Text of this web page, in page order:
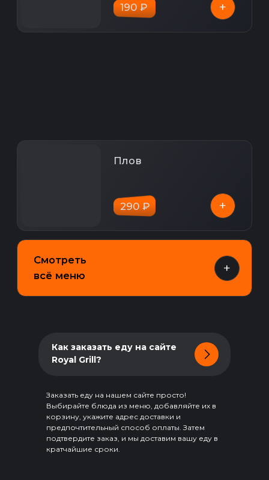
Как заказать еду на сайте
Royal Grill?
Заказать еду на нашем сайте просто!
Выбирайте блюда из меню, добавляйте их в
корзину, укажите адрес доставки и
предпочтительный способ оплаты. Затем
подтвердите заказ, и мы доставим вашу еду в
кратчайшие сроки.
Условия доставки
среднем время доставки еды
варьируется от 30 до 90 минут.
Мы каждый день работаем над